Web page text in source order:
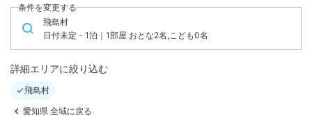
条件を変更する
飛島村
日付未定 - 1泊｜1部屋 おとな2名,こども0名
詳細エリアに絞り込む
飛島村
愛知県 全域に戻る